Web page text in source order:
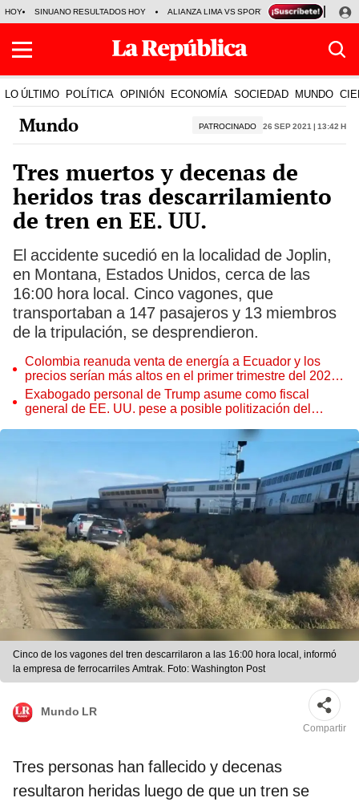
HOY SINUANO RESULTADOS HOY ALIANZA LIMA VS SPORT BOYS JORGE
LO ÚLTIMO POLÍTICA OPINIÓN ECONOMÍA SOCIEDAD MUNDO
Mundo PATROCINADO 26 Sep 2021 | 13:42 h
Tres muertos y decenas de
heridos tras descarrilamiento
de tren en EE. UU.
El accidente sucedió en la localidad de Joplin,
en Montana, Estados Unidos, cerca de las
16:00 hora local. Cinco vagones, que
transportaban a 147 pasajeros y 13 miembros
de la tripulación, se desprendieron.
Colombia reanuda venta de energía a Ecuador y los
precios serían más altos en el primer trimestre del 2027,
según Cenace
Exabogado personal de Trump asume como fiscal
general de EE. UU. pese a posible politización del
Cinco de los vagones del tren descarrilaron a las 16:00 hora local, informó
la empresa de ferrocarriles Amtrak. Foto: Washington Post
Mundo LR
Compartir
Tres personas han fallecido y decenas
resultaron heridas luego de que un tren se